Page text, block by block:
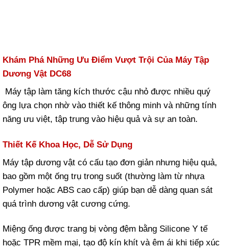
Khám Phá Những Ưu Điểm Vượt Trội Của Máy Tập
Dương Vật DC68
Máy tập làm tăng kích thước cậu nhỏ được nhiều quý
ông lựa chọn nhờ vào thiết kế thông minh và những tính
năng ưu việt, tập trung vào hiệu quả và sự an toàn.
Thiết Kế Khoa Học, Dễ Sử Dụng
Máy tập dương vật có cấu tạo đơn giản nhưng hiệu quả,
bao gồm một ống trụ trong suốt (thường làm từ nhựa
Polymer hoặc ABS cao cấp) giúp bạn dễ dàng quan sát
quá trình dương vật cương cứng.
Miệng ống được trang bị vòng đệm bằng Silicone Y tế
hoặc TPR mềm mại, tạo độ kín khít và êm ái khi tiếp xúc